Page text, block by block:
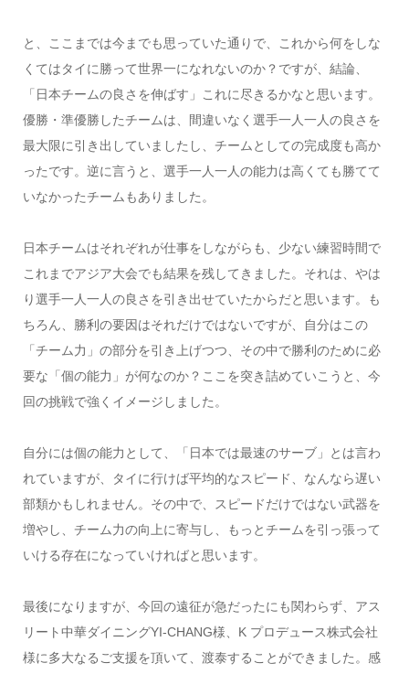
と、ここまでは今までも思っていた通りで、これから何をしな
くてはタイに勝って世界一になれないのか？ですが、結論、
「日本チームの良さを伸ばす」これに尽きるかなと思います。
優勝・準優勝したチームは、間違いなく選手一人一人の良さを
最大限に引き出していましたし、チームとしての完成度も高か
ったです。逆に言うと、選手一人一人の能力は高くても勝てて
いなかったチームもありました。
日本チームはそれぞれが仕事をしながらも、少ない練習時間で
これまでアジア大会でも結果を残してきました。それは、やは
り選手一人一人の良さを引き出せていたからだと思います。も
ちろん、勝利の要因はそれだけではないですが、自分はこの
「チーム力」の部分を引き上げつつ、その中で勝利のために必
要な「個の能力」が何なのか？ここを突き詰めていこうと、今
回の挑戦で強くイメージしました。
自分には個の能力として、「日本では最速のサーブ」とは言わ
れていますが、タイに行けば平均的なスピード、なんなら遅い
部類かもしれません。その中で、スピードだけではない武器を
増やし、チーム力の向上に寄与し、もっとチームを引っ張って
いける存在になっていければと思います。
最後になりますが、今回の遠征が急だったにも関わらず、アス
リート中華ダイニングYI-CHANG様、K プロデュース株式会社
様に多大なるご支援を頂いて、渡泰することができました。感